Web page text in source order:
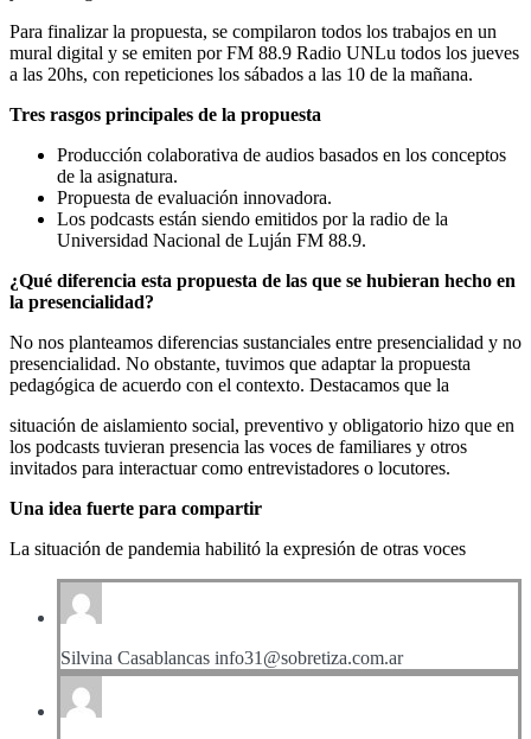
Para finalizar la propuesta, se compilaron todos los trabajos en un
mural digital y se emiten por FM 88.9 Radio UNLu todos los jueves
a las 20hs, con repeticiones los sábados a las 10 de la mañana.
Tres rasgos principales de la propuesta
Producción colaborativa de audios basados en los conceptos
de la asignatura.
Propuesta de evaluación innovadora.
Los podcasts están siendo emitidos por la radio de la
Universidad Nacional de Luján FM 88.9.
¿Qué diferencia esta propuesta de las que se hubieran hecho en
la presencialidad?
No nos planteamos diferencias sustanciales entre presencialidad y no
presencialidad. No obstante, tuvimos que adaptar la propuesta
pedagógica de acuerdo con el contexto. Destacamos que la
situación de aislamiento social, preventivo y obligatorio hizo que en
los podcasts tuvieran presencia las voces de familiares y otros
invitados para interactuar como entrevistadores o locutores.
Una idea fuerte para compartir
La situación de pandemia habilitó la expresión de otras voces
Silvina Casablancas info31@sobretiza.com.ar